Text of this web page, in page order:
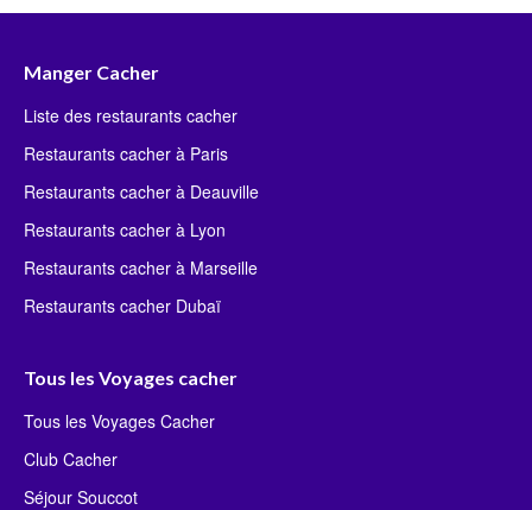
Manger Cacher
Liste des restaurants cacher
Restaurants cacher à Paris
Restaurants cacher à Deauville
Restaurants cacher à Lyon
Restaurants cacher à Marseille
Restaurants cacher Dubaï
Tous les Voyages cacher
Tous les Voyages Cacher
Club Cacher
Séjour Souccot